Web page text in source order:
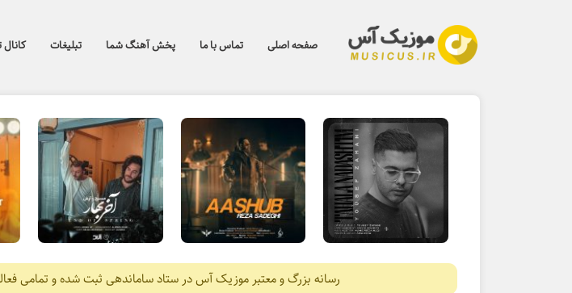
صفحه اصلی تماس با ما پخش آهنگ شما تبلیغات کانال
رسانه بزرگ و معتبر موزیک آس در ستاد ساماندهی ثبت شده و تمامی